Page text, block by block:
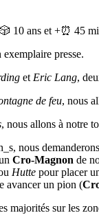
🎲 10 ans et +⏰ 45
presse.
et Eric Lang,
de feu, nous
, nous allons à notre
nous
Cro-Magnon de
Hutte pour placer
avancer un pion (
majorités sur les